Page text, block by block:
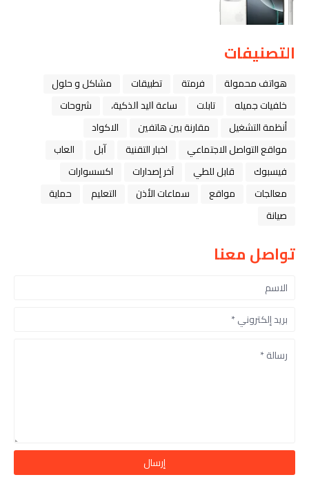
التصنيفات
هواتف محمولة فرمتة تطبيقات
مشاكل و حلول
خلفيات جميله
تابلت ﺳﺎﻋﺔ ﺍﻟﻴﺪ ﺍﻟﺬﻛﻴﺔ،
شروحات
أنظمة التشغيل
مقارنة بين هاتفين
الاكواد
مواقع التواصل الاجتماعي
اخبار التقنية ﺁﺑﻞ
العاب
فيسبوك
قابل للطي آخر إصدارات
اكسسوارات
معالجات
مواقع سماعات الأذن التعليم
حماية
صيانة
تواصل معنا